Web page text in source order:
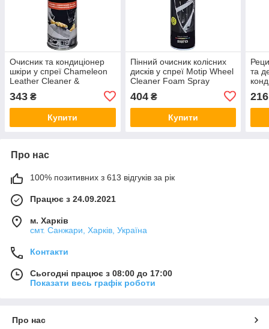
Очисник та кондиціонер
шкіри у спреї Chameleon
Leather Cleaner &
343 ₴
Купити
Пінний очисник колісних
дисків у спреї Motip Wheel
Cleaner Foam Spray
404₴
Купити
та
216
Про нас
100% позитивних з 613 відгуків за рік
Працює з 24.09.2021
м. Харків
смт. Санжари, Харків, Україна
Контакти
Сьогодні працює з 08:00 до 17:00
Показати весь графік роботи
Про нас